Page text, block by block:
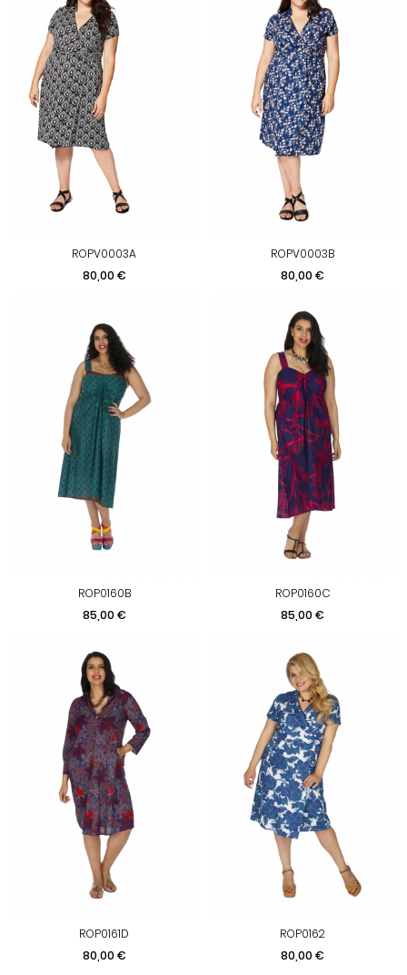
ROPV0003A
Prix
80,00 €
ROPV0003B
Prix
80,00 €
ROP0160B
Prix
85,00 €
ROP0160C
Prix
85,00 €
ROP0161D
Prix
80,00 €
ROP0162
Prix
80,00 €